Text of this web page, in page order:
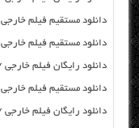
دانلود مستقیم فیلم خارجی Essex Heist 2017 از سرور سایت
دانلود مستقیم فیلم خارجی Get the Girl 2017 از سرور سایت
دانلود رایگان فیلم خارجی iBoy 2017 با لینک مستقیم
دانلود مستقیم فیلم خارجی Justice League Dark 2017 از سرور سایت
دانلود رایگان فیلم خارجی Split 2017 با لینک مستقیم